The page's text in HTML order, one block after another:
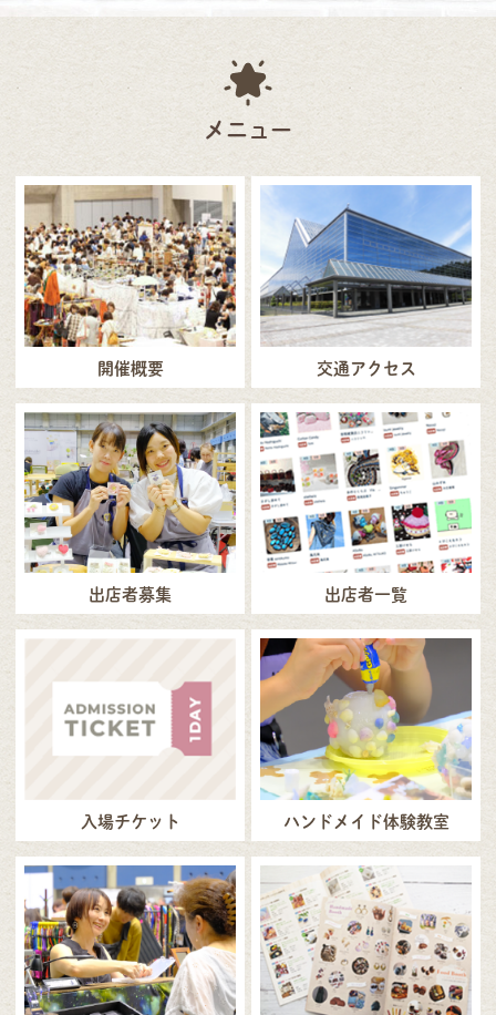
メニュー
開催概要 交通アクセス
出店者募集 出店者一覧
入場チケット ハンドメイド体験教室